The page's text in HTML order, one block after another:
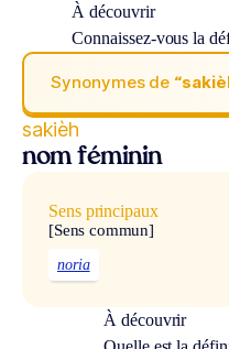
À découvrir
Connaissez-vous la
Synonymes de
sakièh
nom féminin
Sens principaux
[Sens commun]
noria
À découvrir